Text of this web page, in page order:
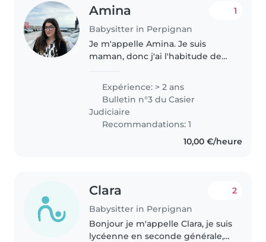
Amina
Babysitter in Perpignan
1
Je m'appelle Amina. Je suis
maman, donc j'ai l'habitude de
gérer les routines du quotidien.
Je suis douce, patiente et
responsable. J'aime proposer
des..
Expérience: > 2 ans
Bulletin n°3 du Casier
Judiciaire
Recommandations: 1
10,00 €/heure
Clara
Babysitter in Perpignan
2
Bonjour je m'appelle Clara, je suis
lycéenne en seconde générale,